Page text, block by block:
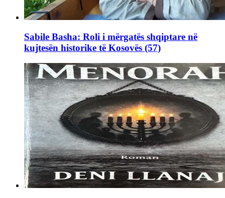
Sabile Basha: Roli i mërgatës shqiptare në
kujtesën historike të Kosovës (57)